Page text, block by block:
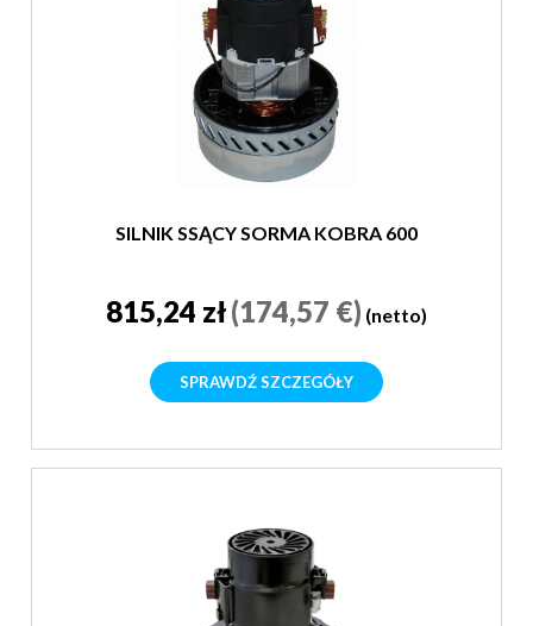
SILNIK SSĄCY SORMA KOBRA 600
815,24 zł(174,57 €) (netto)
SPRAWDŹ SZCZEGÓŁY